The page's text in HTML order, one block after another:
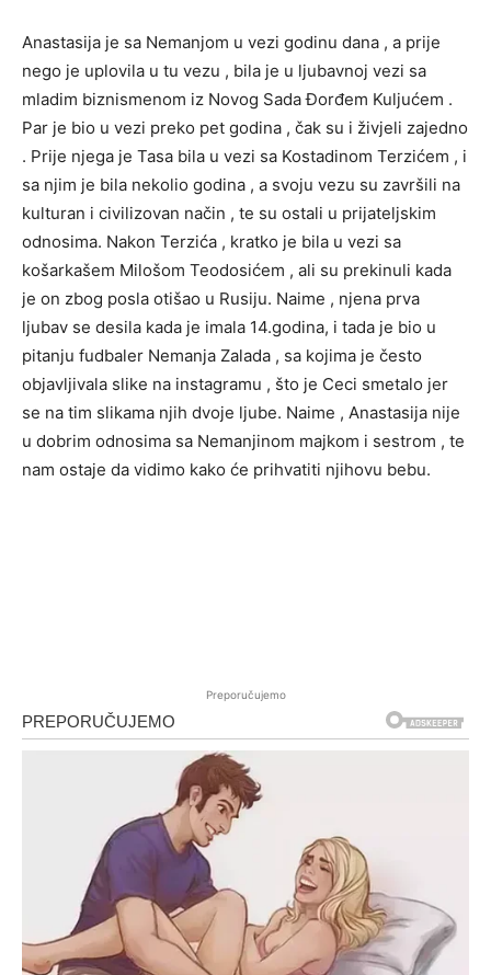
Anastasija je sa Nemanjom u vezi godinu dana , a prije
nego je uplovila u tu vezu , bila je u ljubavnoj vezi sa
mladim biznismenom iz Novog Sada Đorđem Kuljućem .
Par je bio u vezi preko pet godina , čak su i živjeli zajedno
. Prije njega je Tasa bila u vezi sa Kostadinom Terzićem , i
sa njim je bila nekolio godina , a svoju vezu su završili na
kulturan i civilizovan način , te su ostali u prijateljskim
odnosima. Nakon Terzića , kratko je bila u vezi sa
košarkašem Milošom Teodosićem , ali su prekinuli kada
je on zbog posla otišao u Rusiju. Naime , njena prva
ljubav se desila kada je imala 14.godina, i tada je bio u
pitanju fudbaler Nemanja Zalada , sa kojima je često
objavljivala slike na instagramu , što je Ceci smetalo jer
se na tim slikama njih dvoje ljube. Naime , Anastasija nije
u dobrim odnosima sa Nemanjinom majkom i sestrom , te
nam ostaje da vidimo kako će prihvatiti njihovu bebu.
Preporučujemo